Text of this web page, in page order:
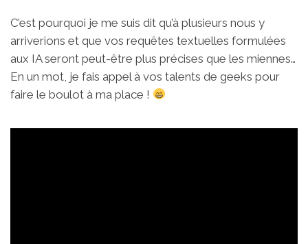
C’est pourquoi je me suis dit qu’à plusieurs nous y
arriverions et que vos requêtes textuelles formulées
aux IA seront peut-être plus précises que les miennes…
En un mot, je fais appel à vos talents de geeks pour
faire le boulot à ma place !